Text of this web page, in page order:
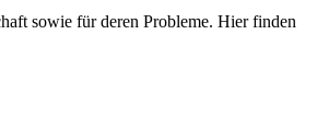
sowie für deren Probleme. Hier finden